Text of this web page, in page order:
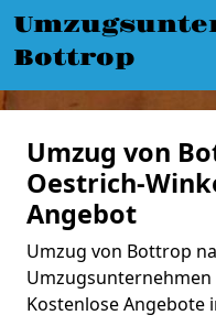
Bottrop
Umzug von
Oestrich-
Angebot
Umzug von Bottrop
Umzugsunternehmen
Kostenlose Angebote